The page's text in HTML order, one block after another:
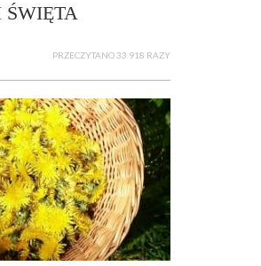
PRZECZYTANO 33 918 RAZY